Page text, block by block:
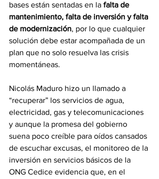
bases están sentadas en la falta de
mantenimiento, falta de inversión y falta
de modernización, por lo que cualquier
solución debe estar acompañada de un
plan que no solo resuelva las crisis
momentáneas.
Nicolás Maduro hizo un llamado a
“recuperar” los servicios de agua,
electricidad, gas y telecomunicaciones
y aunque la promesa del gobierno
suena poco creíble para oídos cansados
de escuchar excusas, el monitoreo de la
inversión en servicios básicos de la
ONG Cedice evidencia que, en el